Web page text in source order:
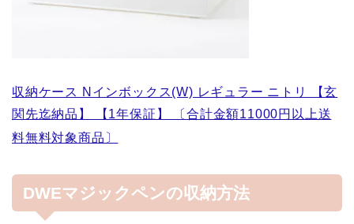
収納ケース Nインボックス(W) レギュラー ニトリ 【玄
関先迄納品】 【1年保証】 〔合計金額11000円以上送
料無料対象商品〕
DWEマジックペンの収納方法